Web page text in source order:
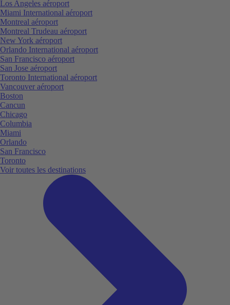
Los Angeles aéroport
Miami International aéroport
Montreal aéroport
Montreal Trudeau aéroport
New York aéroport
Orlando International aéroport
San Francisco aéroport
San Jose aéroport
Toronto International aéroport
Vancouver aéroport
Boston
Cancun
Chicago
Columbia
Miami
Orlando
San Francisco
Toronto
Voir toutes les destinations